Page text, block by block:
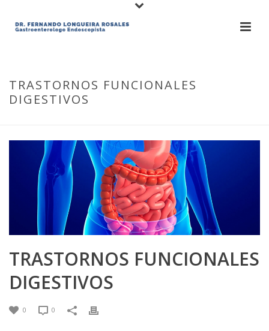
TRASTORNOS FUNCIONALES
DIGESTIVOS
TRASTORNOS FUNCIONALES
DIGESTIVOS
0 0